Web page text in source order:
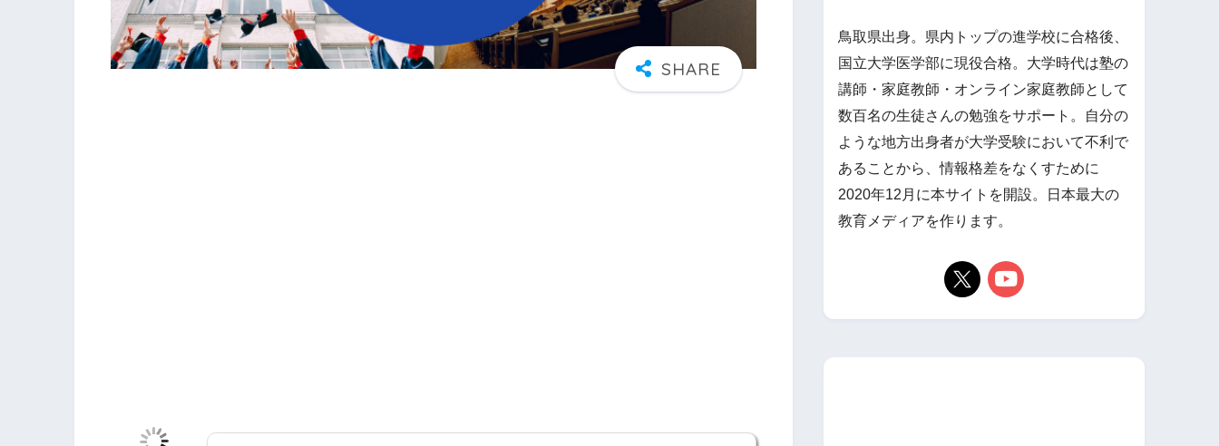
鳥取県出身。県内トップの進学校に合格後、
国立大学医学部に現役合格。大学時代は塾の
講師・家庭教師・オンライン家庭教師として
数百名の生徒さんの勉強をサポート。自分の
ような地方出身者が大学受験において不利で
あることから、情報格差をなくすために
2020年12月に本サイトを開設。日本最大の
教育メディアを作ります。